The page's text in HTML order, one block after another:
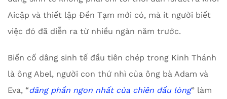
Aicập và thiết lập Đền Tạm mới có, mà ít người biết
việc đó đã diễn ra từ nhiều ngàn năm trước.
Biến cố dâng sinh tế đầu tiên chép trong Kinh Thánh
là ông Abel, người con thứ nhì của ông bà Adam và
Eva, “dâng phần ngon nhất của chiên đầu lòng” làm